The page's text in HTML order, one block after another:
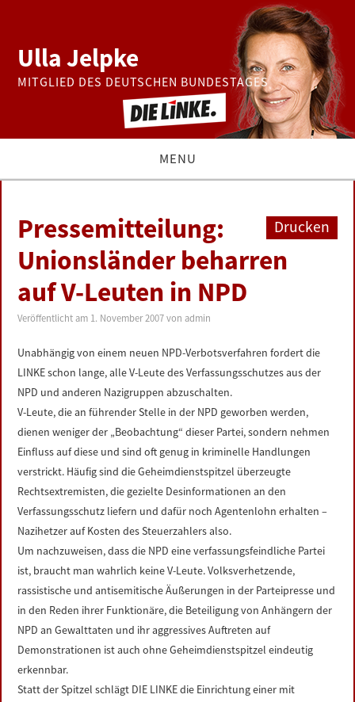
Ulla Jelpke
MITGLIED DES DEUTSCHEN BUNDESTAGES
MENU
BUNDESTAG
PRESSE
ZUR PERSON
LINKS
DATENSCHUTZERKLÄRUNG
IMPRESSUM
Drucken
Pressemitteilung:
Unionsländer beharren
auf V-Leuten in NPD
Veröffentlicht am 1. November 2007 vonadmin
Unabhängig von einem neuen NPD-Verbotsverfahren fordert die
LINKE schon lange, alle V-Leute des Verfassungsschutzes aus der
NPD und anderen Nazigruppen abzuschalten.
V-Leute, die an führender Stelle in der NPD geworben werden,
dienen weniger der „Beobachtung“ dieser Partei, sondern nehmen
Einfluss auf diese und sind oft genug in kriminelle Handlungen
verstrickt. Häufig sind die Geheimdienstspitzel überzeugte
Rechtsextremisten, die gezielte Desinformationen an den
Verfassungsschutz liefern und dafür noch Agentenlohn erhalten –
Nazihetzer auf Kosten des Steuerzahlers also.
Um nachzuweisen, dass die NPD eine verfassungsfeindliche Partei
ist, braucht man wahrlich keine V-Leute. Volksverhetzende,
rassistische und antisemitische Äußerungen in der Parteipresse und
in den Reden ihrer Funktionäre, die Beteiligung von Anhängern der
NPD an Gewalttaten und ihr aggressives Auftreten auf
Demonstrationen ist auch ohne Geheimdienstspitzel eindeutig
erkennbar.
Statt der Spitzel schlägt DIE LINKE die Einrichtung einer mit